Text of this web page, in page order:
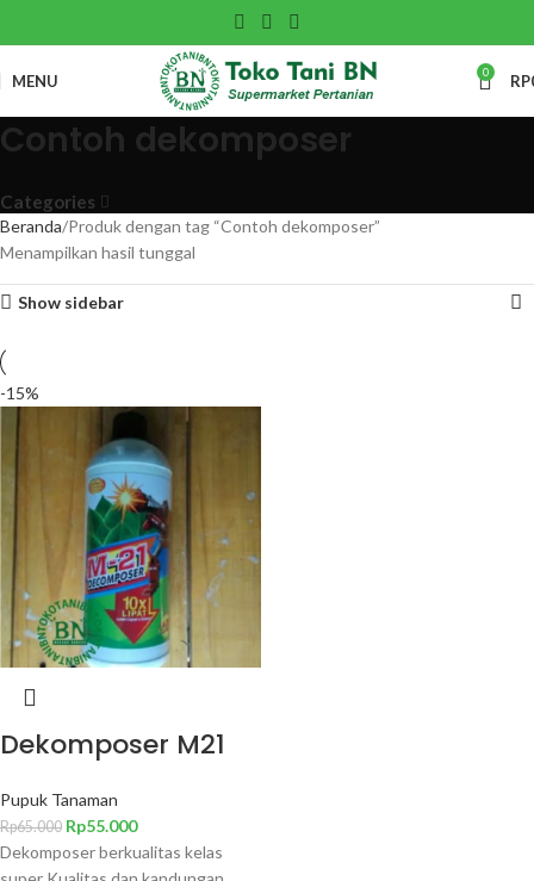
MENU 0 RP
Contoh dekomposer
Categories
Beranda Produk dengan tag “Contoh dekomposer”
Menampilkan hasil tunggal
Show sidebar
-15%
Dekomposer M21
Pupuk Tanaman
Rp65.000 Rp55.000
Dekomposer berkualitas kelas